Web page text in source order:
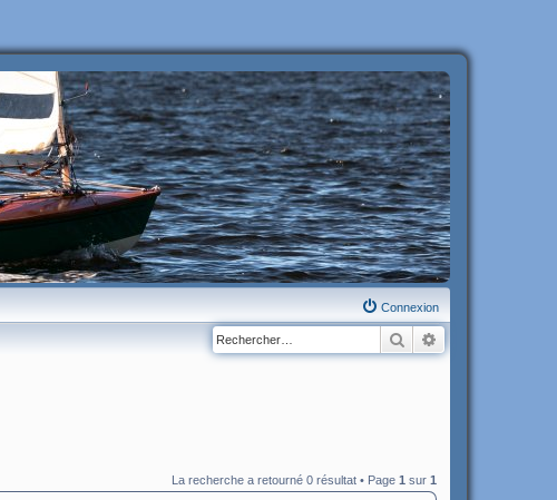
Connexion
Rechercher
La recherche a retourné 0 résultat • Page 1 sur 1